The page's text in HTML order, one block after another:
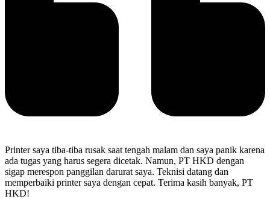
Printer saya tiba-tiba rusak saat tengah malam dan saya panik karena
ada tugas yang harus segera dicetak. Namun, PT HKD dengan
sigap merespon panggilan darurat saya. Teknisi datang dan
memperbaiki printer saya dengan cepat. Terima kasih banyak, PT
HKD!